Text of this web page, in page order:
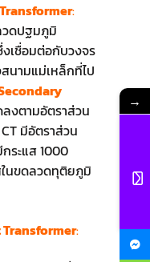
:
วดปฐมภูมิ
เชื่อมต่อกับวงจร
นามแม่เหล็กที่ไป
งตามอัตราส่วน
มีอัตราส่วน
ระแส 1000
นขดลวดทุติยภูมิ
Transformer:
→